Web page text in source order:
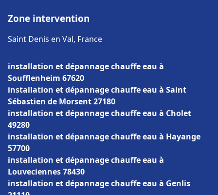
Zone intervention
Saint Denis en Val, France
installation et dépannage chauffe eau à
Soufflenheim 67620
installation et dépannage chauffe eau à Saint
Sébastien de Morsent 27180
installation et dépannage chauffe eau à Cholet
49280
installation et dépannage chauffe eau à Hayange
57700
installation et dépannage chauffe eau à
Louveciennes 78430
installation et dépannage chauffe eau à Genlis